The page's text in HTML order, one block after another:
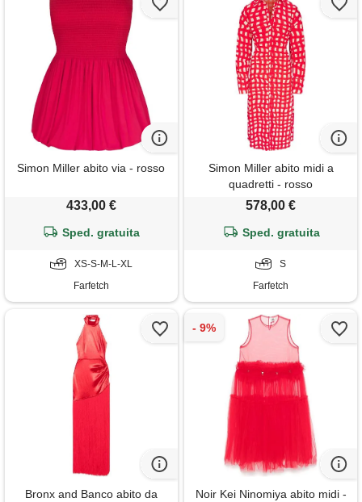
Simon Miller abito via - rosso
433,00 €
Sped. gratuita
XS-S-M-L-XL
Farfetch
Simon Miller abito midi a
quadretti - rosso
578,00 €
Sped. gratuita
S
Farfetch
Bronx and Banco abito da
Noir Kei Ninomiya abito midi -